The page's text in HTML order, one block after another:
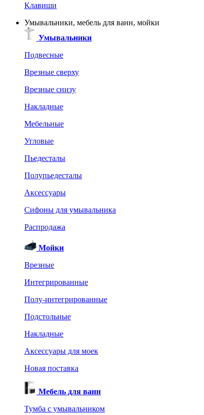
Клавиши
Умывальники, мебель для ванн, мойки
Умывальники
Подвесные
Врезные сверху
Врезные снизу
Накладные
Мебельные
Угловые
Пьедесталы
Полупьедесталы
Аксессуары
Сифоны для умывальника
Распродажа
Мойки
Врезные
Интегрированные
Полу-интегрированные
Подстольные
Накладные
Аксессуары для моек
Новая поставка
Мебель для ванн
Тумба с умывальником